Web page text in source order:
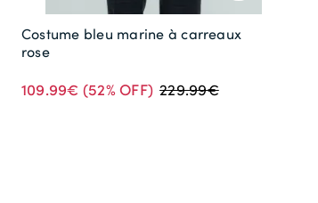
Costume bleu marine à carreaux
rose
109.99€ (52% OFF) 229.99€